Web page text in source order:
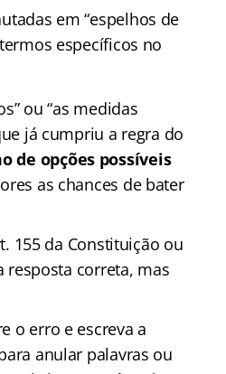
em “espelhos de
específicos no
ou “as medidas
já cumpriu a regra do
de opções possíveis
as chances de bater
155 da Constituição ou
resposta correta, mas
o erro e escreva a
anular palavras ou